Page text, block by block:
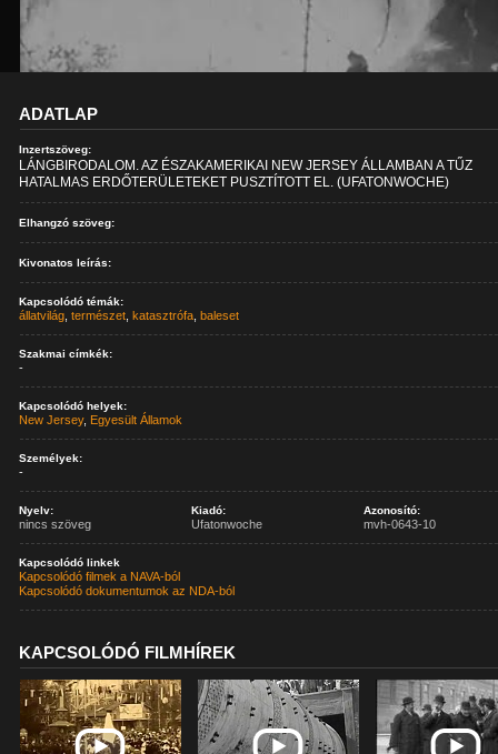
ADATLAP
Inzertszöveg:
LÁNGBIRODALOM. AZ ÉSZAKAMERIKAI NEW JERSEY ÁLLAMBAN A TŰZ
HATALMAS ERDŐTERÜLETEKET PUSZTÍTOTT EL. (UFATONWOCHE)
Elhangzó szöveg:
Kivonatos leírás:
Kapcsolódó témák:
állatvilág ,természet ,katasztrófa ,baleset
Szakmai címkék:
-
Kapcsolódó helyek:
New Jersey, Egyesült Államok
Személyek:
-
Nyelv:
nincs szöveg
Kiadó:
Ufatonwoche
Azonosító:
mvh-0643-10
Kapcsolódó linkek
Kapcsolódó filmek a NAVA-ból
Kapcsolódó dokumentumok az NDA-ból
KAPCSOLÓDÓ FILMHÍREK